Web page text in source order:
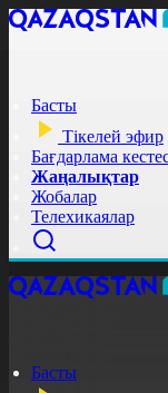
Басты
Тікелей эфир
Бағдарлама
Жаңалықтар
Жобалар
Телехикаялар
Басты